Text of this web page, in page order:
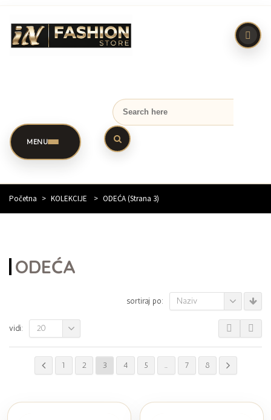
MENU
Početna > KOLEKCIJE > ODEĆA(Strana 3)
ODEĆA
sortiraj po: Naziv
1 2 3 4 5 … 7 8
vidi: 20